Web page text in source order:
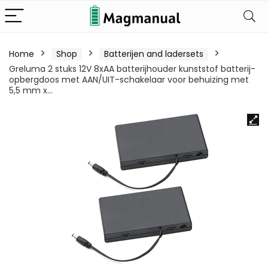
Home Shop
Batterijen and ladersets
Greluma 2 stuks 12V 8xAA batterijhouder kunststof batterij-
opbergdoos met AAN/UIT-schakelaar voor behuizing met
5,5 mm x…